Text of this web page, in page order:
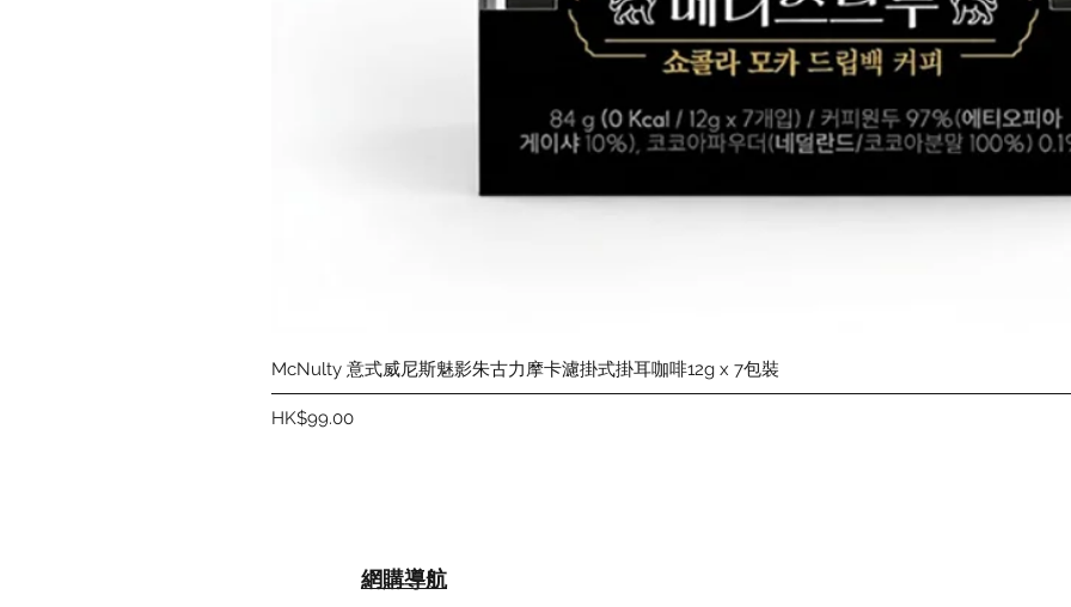
快速瀏覽
McNulty 意式威尼斯魅影朱古力摩卡濾掛式掛耳咖啡12g x 7包裝
價格
HK$99.00
網購導航